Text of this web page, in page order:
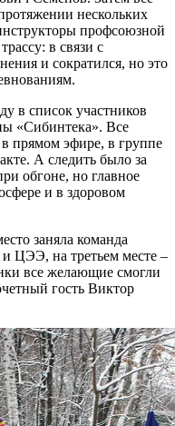
нескольких
профсоюзной
в связи с
и сократился, но это
в список участников
«Сибинтека». Все
прямом эфире, в группе
А следить было за
обгоне, но главное
и в здоровом
заняла команда
на третьем месте –
все желающие смогли
гость Виктор